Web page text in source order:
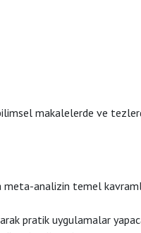
makalelerde ve
analizin temel
pratik uygulamalar